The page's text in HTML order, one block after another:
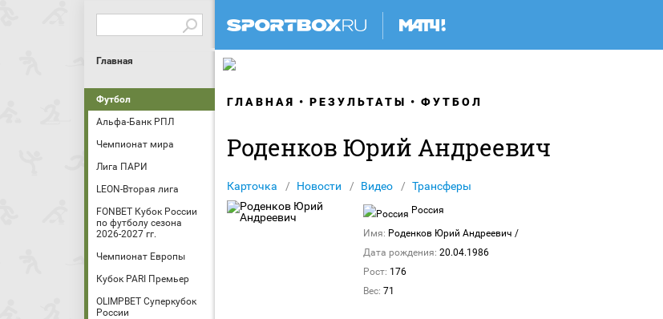
Главная
Футбол
Альфа-Банк РПЛ
Чемпионат мира
Лига ПАРИ
LEON-Вторая лига
FONBET Кубок России
по футболу сезона
2026-2027 гг.
Чемпионат Европы
Кубок PARI Премьер
OLIMPBET Суперкубок
России
ГЛАВНАЯ РЕЗУЛЬТАТЫ ФУТБОЛ
Роденков Юрий Андреевич
Карточка Новости Видео Трансферы
Россия
Имя: Роденков Юрий Андреевич /
Дата рождения: 20.04.1986
Рост: 176
Вес: 71